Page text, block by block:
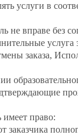
услуги в
не вправе без
услуга
заказа,
право:
заказчика